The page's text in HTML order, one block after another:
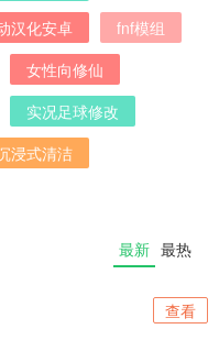
汉化安卓
fnf模组
女性向修仙
实况足球修改
浸式清洁
最新 最热
查看